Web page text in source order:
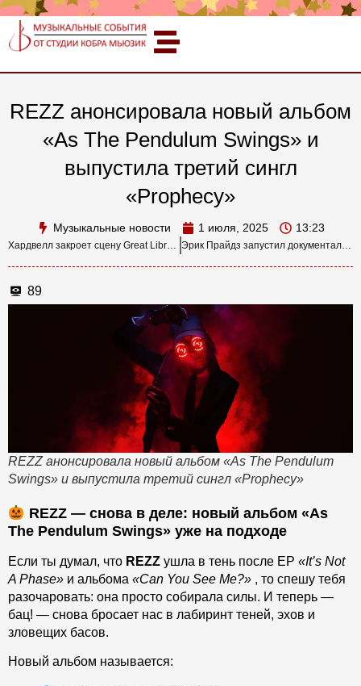
REZZ анонсировала новый альбом
«As The Pendulum Swings» и
выпустила третий сингл
«Prophecy»
Музыкальные новости 1 июля, 2025 13:23
Хардвелл закроет сцену Great Library на Tomorrowland 2025 сетом в честь 10-летия альбома «United We Are» Эрик Прайдз запустил документальную серию о создании Holosphere 2.0 — самого амбициозного шоу в истории EDM
89
REZZ анонсировала новый альбом «As The Pendulum
Swings» и выпустила третий сингл «Prophecy»
REZZ — снова в деле: новый альбом «As
The Pendulum Swings» уже на подходе
Если ты думал, что REZZ ушла в тень после EP «It’s Not
A Phase» и альбома «Can You See Me?» , то спешу тебя
разочаровать: она просто собирала силы. И теперь —
бац! — снова бросает нас в лабиринт теней, эхов и
зловещих басов.
Новый альбом называется: